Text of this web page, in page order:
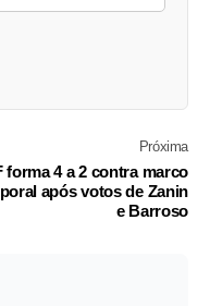
Próxima
forma 4 a 2 contra marco
após votos de Zanin
e Barroso